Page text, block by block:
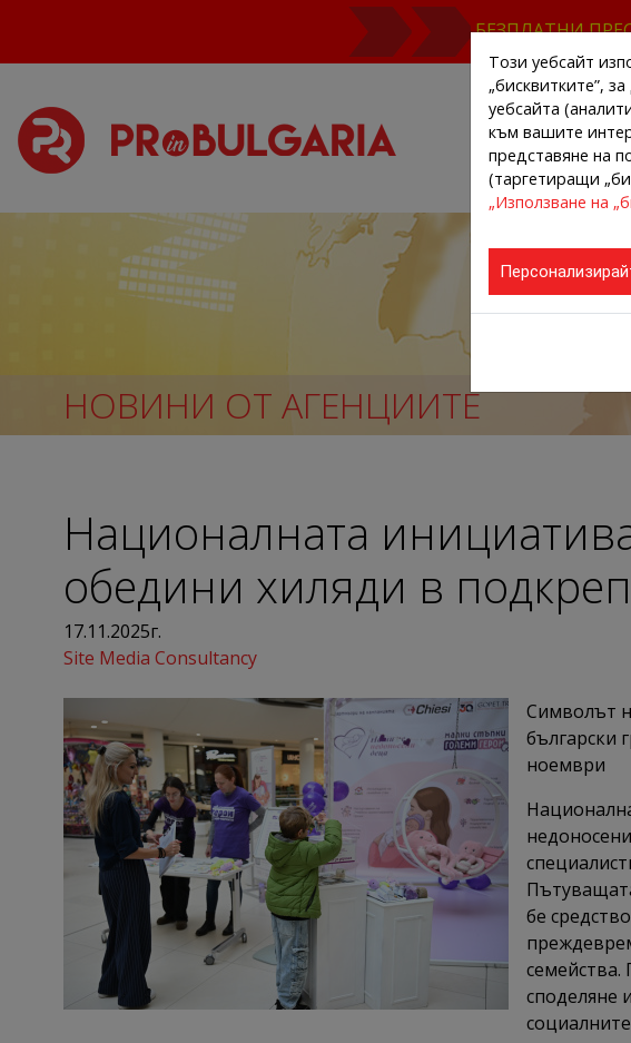
БЕЗПЛАТНИ
НОВИНИ ОТ АГЕНЦИИТЕ
Националната
обедини хиляди в
17.11.2025г.
Site Media Consultancy
Символът
български
ноември
бе
семейства.
споделяне
Този уебсайт
„бисквитките”,
уебсайта
към вашите
представяне на
(таргетиращи
„Използване на